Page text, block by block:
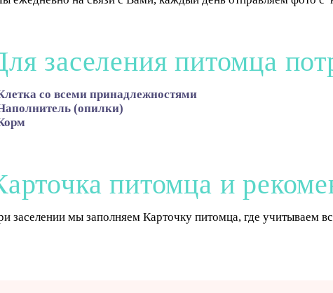
заселения питомца
со всеми принадлежностями
(опилки)
питомца и
заселении мы заполняем Карточку питомца, где учитываем